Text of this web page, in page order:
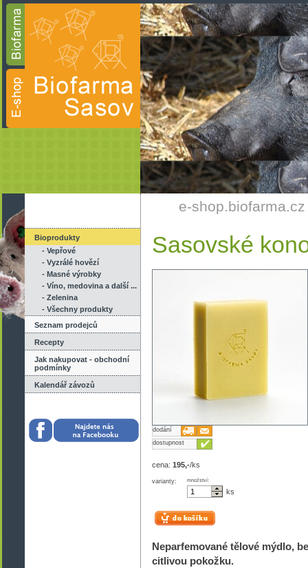
Bioprodukty
- Vepřové
- Vyzrálé hovězí
- Masné výrobky
- Víno, medovina a další ...
- Zelenina
- Všechny produkty
Seznam prodejců
Recepty
Jak nakupovat - obchodní
podmínky
Kalendář závozů
e-shop.biofarma.cz
Sasovské
dodání
dostupnost
cena: 195,-/ks
varianty: množství:
ks
Neparfemované tělové mýdlo,
citlivou pokožku.